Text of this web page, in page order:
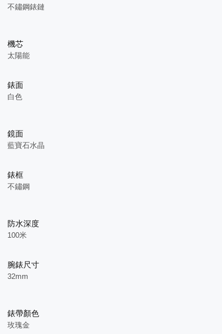
不鏽鋼錶鏈
機芯
太陽能
錶面
白色
鏡面
藍寶石水晶
錶框
不鏽鋼
防水深度
100米
腕錶尺寸
32mm
錶帶顏色
玫瑰金